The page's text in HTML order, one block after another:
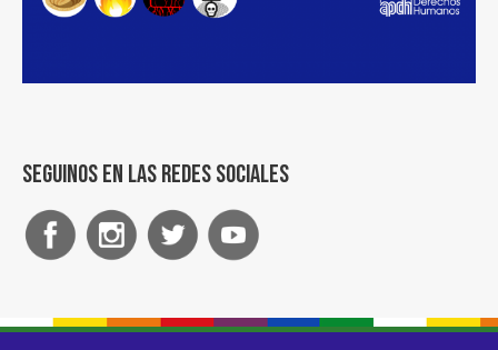
Seguinos en las redes sociales